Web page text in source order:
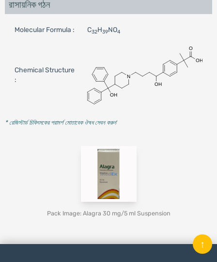
রাসায়নিক গঠন
Molecular Formula : C32H39NO4
Chemical Structure
:
* রেজিস্টার্ড চিকিৎসকের পরামর্শ মোতাবেক ঔষধ সেবন করুন'
Pack Image: Alagra 30 mg/5 ml Suspension
↑